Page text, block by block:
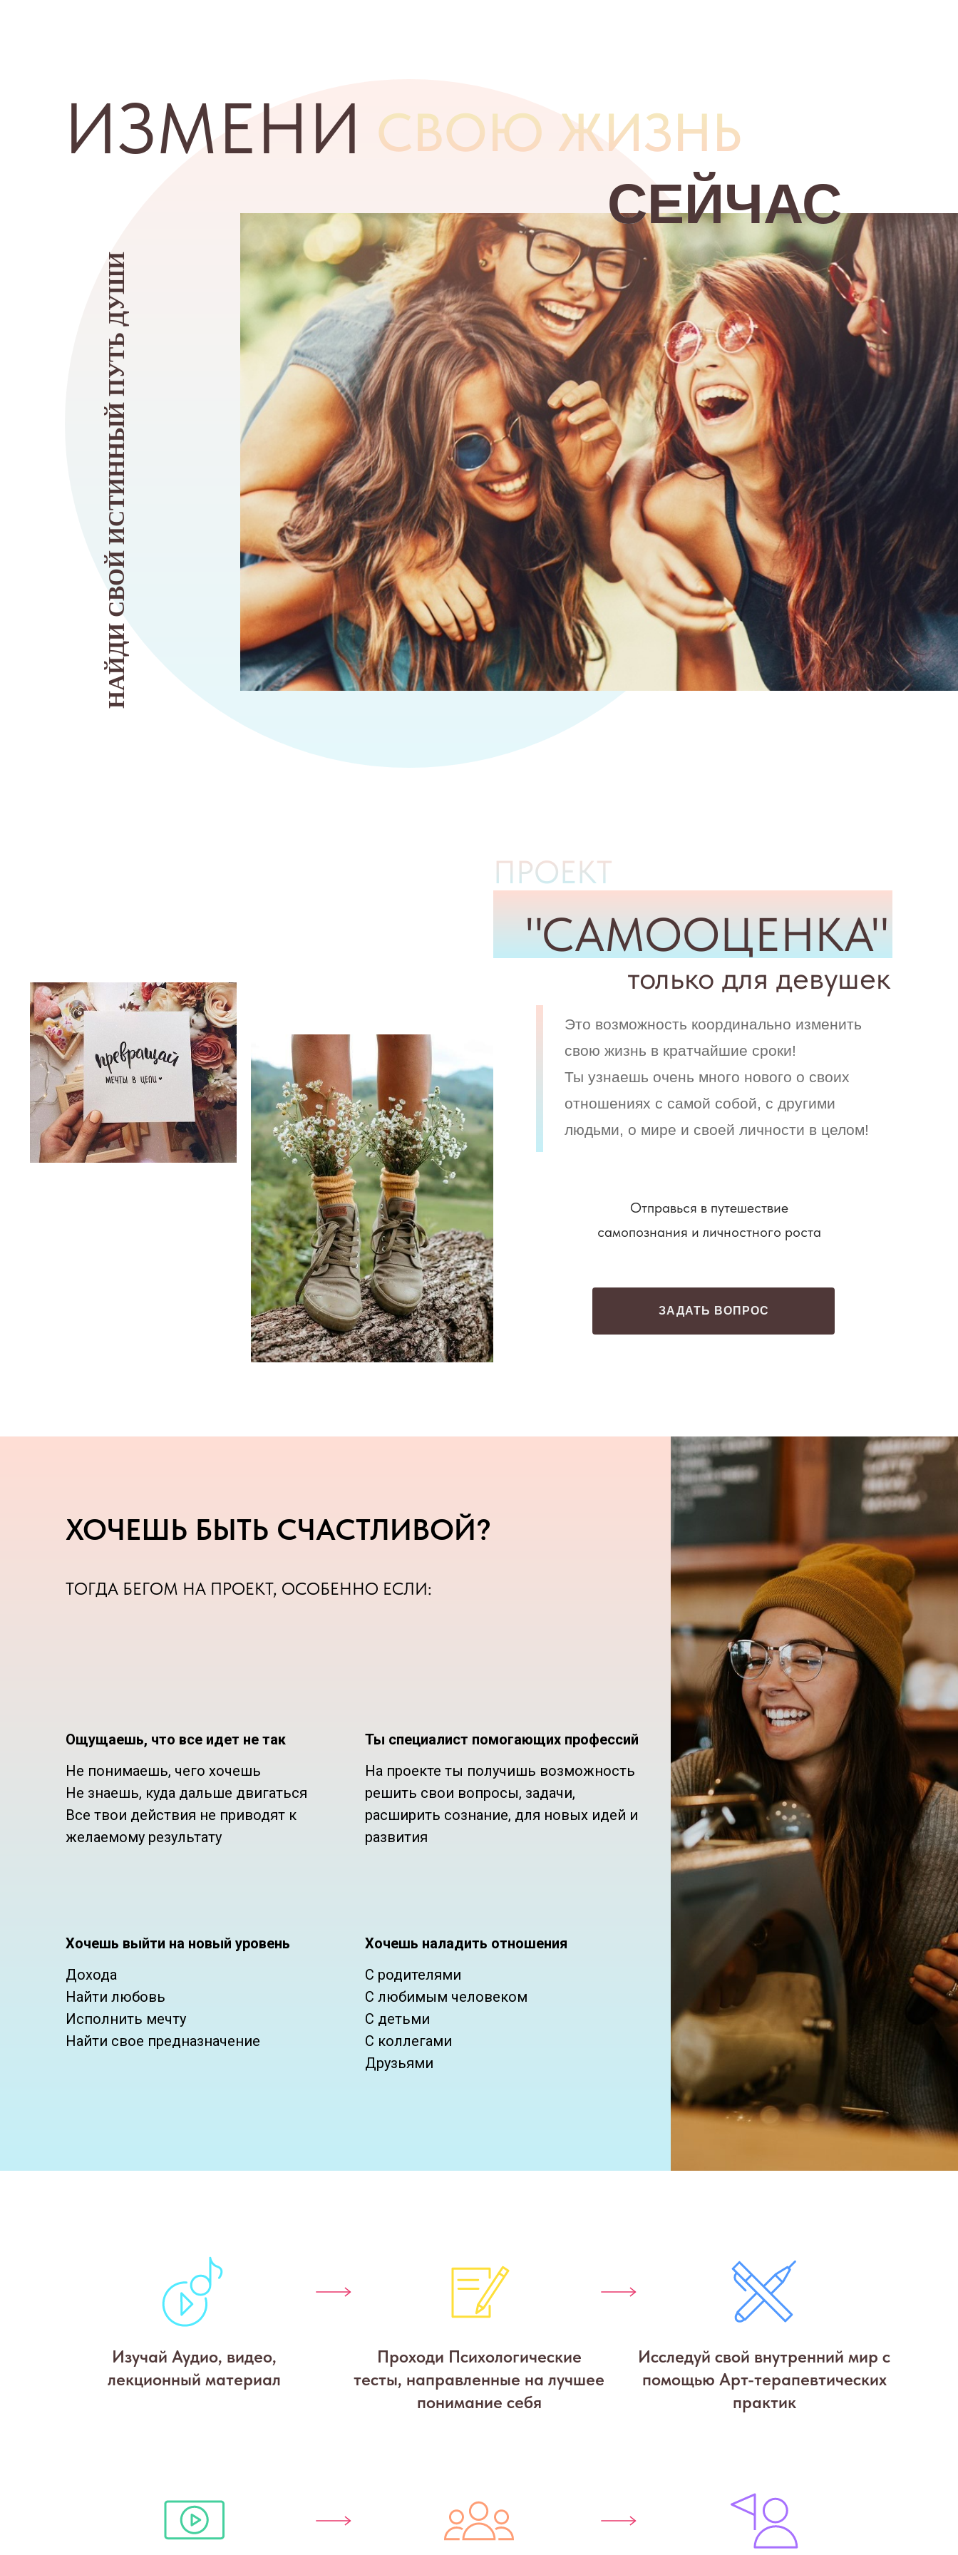
ИЗМЕНИ СВОЮ ЖИЗНЬ
СЕЙЧАС
НАЙДИ СВОЙ ИСТИННЫЙ ПУТЬ ДУШИ
Отправься в путешествие
самопознания и личностного роста
Это возможность координально изменить
свою жизнь в кратчайшие сроки!
Ты узнаешь очень много нового о своих
отношениях с самой собой, с другими
людьми, о мире и своей личности в целом!
ЗАДАТЬ ВОПРОС
ПРОЕКТ
"САМООЦЕНКА"
только для девушек
ХОЧЕШЬ БЫТЬ СЧАСТЛИВОЙ?
ТОГДА БЕГОМ НА ПРОЕКТ, ОСОБЕННО ЕСЛИ:
Ощущаешь, что все идет не так
Не понимаешь, чего хочешь
Не знаешь, куда дальше двигаться
Все твои действия не приводят к
желаемому результату
Ты специалист помогающих профессий
На проекте ты получишь возможность
решить свои вопросы, задачи,
расширить сознание, для новых идей и
развития
Хочешь выйти на новый уровень
Дохода
Найти любовь
Исполнить мечту
Найти свое предназначение
Хочешь наладить отношения
С родителями
С любимым человеком
С детьми
С коллегами
Друзьями
Изучай Аудио, видео,
лекционный материал
Проходи Психологические
тесты, направленные на лучшее
понимание себя
Исследуй свой внутренний мир с
помощью Арт-терапевтических
практик